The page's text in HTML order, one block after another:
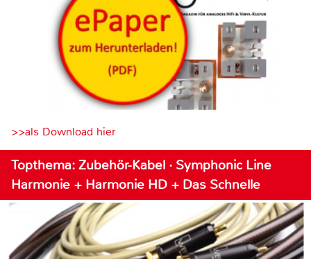
>>als Download hier
Topthema: Zubehör-Kabel · Symphonic Line
Harmonie + Harmonie HD + Das Schnelle